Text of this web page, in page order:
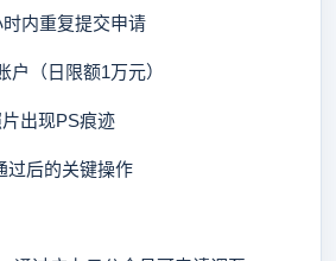
内重复提交申请
（日限额1万元）
出现PS痕迹
后的关键操作